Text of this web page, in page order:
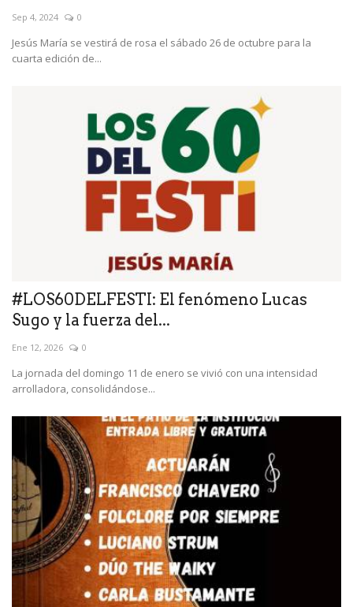
Sep 4, 2024 0
Jesús María se vestirá de rosa el sábado 26 de octubre para la
cuarta edición de...
#LOS60DELFESTI: El fenómeno Lucas
Sugo y la fuerza del...
Ene 12, 2026 0
La jornada del domingo 11 de enero se vivió con una intensidad
arrolladora, consolidándose...